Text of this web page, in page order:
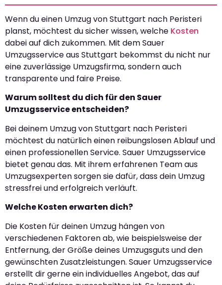
Wenn du einen Umzug von Stuttgart nach Peristeri
planst, möchtest du sicher wissen, welche Kosten
dabei auf dich zukommen. Mit dem Sauer
Umzugsservice aus Stuttgart bekommst du nicht nur
eine zuverlässige Umzugsfirma, sondern auch
transparente und faire Preise.
Warum solltest du dich für den Sauer
Umzugsservice entscheiden?
Bei deinem Umzug von Stuttgart nach Peristeri
möchtest du natürlich einen reibungslosen Ablauf und
einen professionellen Service. Sauer Umzugsservice
bietet genau das. Mit ihrem erfahrenen Team aus
Umzugsexperten sorgen sie dafür, dass dein Umzug
stressfrei und erfolgreich verläuft.
Welche Kosten erwarten dich?
Die Kosten für deinen Umzug hängen von
verschiedenen Faktoren ab, wie beispielsweise der
Entfernung, der Größe deines Umzugsguts und den
gewünschten Zusatzleistungen. Sauer Umzugsservice
erstellt dir gerne ein individuelles Angebot, das auf